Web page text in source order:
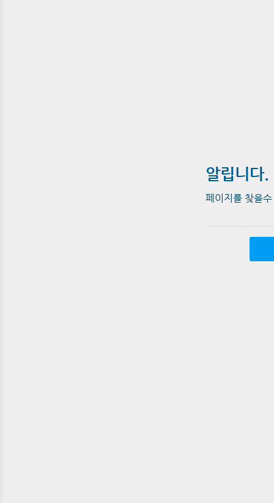
알립니다.
페이지를 찾을